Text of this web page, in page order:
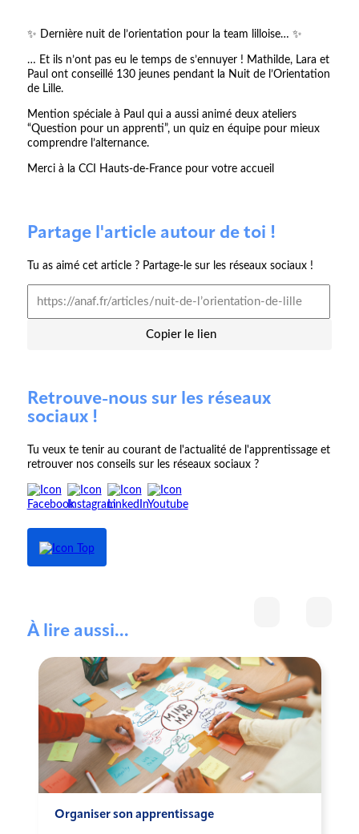
✨ Dernière nuit de l’orientation pour la team lilloise… ✨
… Et ils n’ont pas eu le temps de s’ennuyer ! Mathilde, Lara et
Paul ont conseillé 130 jeunes pendant la Nuit de l’Orientation
de Lille.
Mention spéciale à Paul qui a aussi animé deux ateliers
“Question pour un apprenti”, un quiz en équipe pour mieux
comprendre l’alternance.
Merci à la CCI Hauts-de-France pour votre accueil
Partage l'article autour de toi !
Tu as aimé cet article ? Partage-le sur les réseaux sociaux !
Copier le lien
Retrouve-nous sur les réseaux
sociaux !
Tu veux te tenir au courant de l'actualité de l'apprentissage et
retrouver nos conseils sur les réseaux sociaux ?
À lire aussi...
Organiser son apprentissage